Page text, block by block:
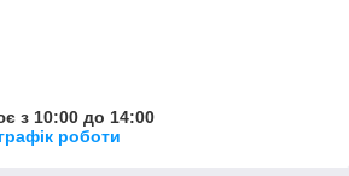
з 10:00 до 14:00
роботи